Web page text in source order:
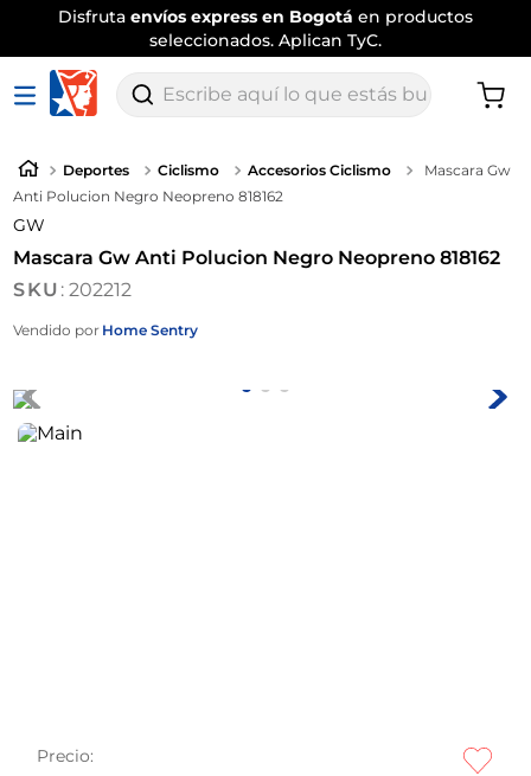
Disfruta envíos express en Bogotá en productos
seleccionados. Aplican TyC.
Escribe aquí lo que estás buscando
Deportes Ciclismo Accesorios Ciclismo
Mascara Gw
Anti Polucion Negro Neopreno 818162
GW
Mascara Gw Anti Polucion Negro Neopreno 818162
:202212
Vendido por Home Sentry
Precio: